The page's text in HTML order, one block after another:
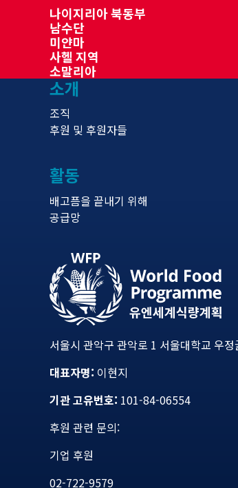
나이지리아 북동부
남수단
미얀마
사헬 지역
소말리아
소개
조직
후원 및 후원자들
활동
배고픔을 끝내기 위해
공급망
서울시 관악구 관악로 1 서울대학교 우
대표자명: 이현지
기관 고유번호: 101-84-06554
후원 관련 문의:
기업 후원
02-722-9579